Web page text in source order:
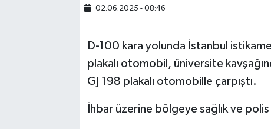
02.06.2025 - 08:46
D-100 kara yolunda İstanbul
plakalı otomobil, üniversite
GJ 198 plakalı otomobille çarpıştı.
İhbar üzerine bölgeye sağlık ve